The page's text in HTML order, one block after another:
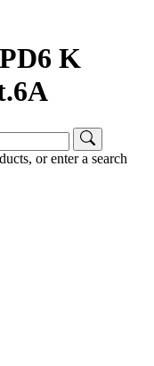
K
or enter a search